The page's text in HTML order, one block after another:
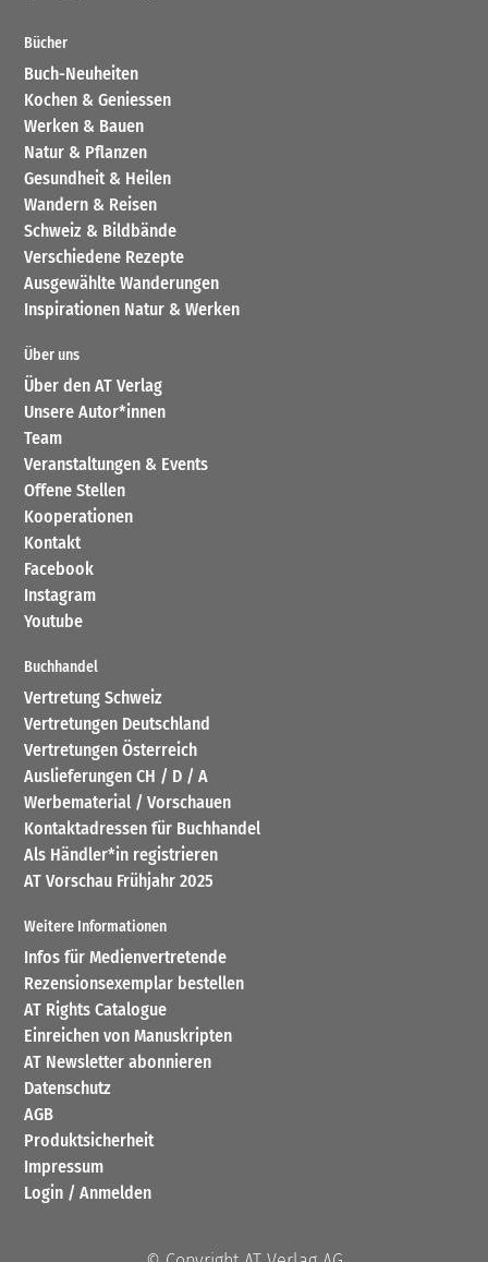
Bücher
Buch-Neuheiten
Kochen & Geniessen
Werken & Bauen
Natur & Pflanzen
Gesundheit & Heilen
Wandern & Reisen
Schweiz & Bildbände
Verschiedene Rezepte
Ausgewählte Wanderungen
Inspirationen Natur & Werken
Über uns
Über den AT Verlag
Unsere Autor*innen
Team
Veranstaltungen & Events
Offene Stellen
Kooperationen
Kontakt
Facebook
Instagram
Youtube
Buchhandel
Vertretung Schweiz
Vertretungen Deutschland
Vertretungen Österreich
Auslieferungen CH / D / A
Werbematerial / Vorschauen
Kontaktadressen für Buchhandel
Als Händler*in registrieren
AT Vorschau Frühjahr 2025
Weitere Informationen
Infos für Medienvertretende
Rezensionsexemplar bestellen
AT Rights Catalogue
Einreichen von Manuskripten
AT Newsletter abonnieren
Datenschutz
AGB
Produktsicherheit
Impressum
Login / Anmelden